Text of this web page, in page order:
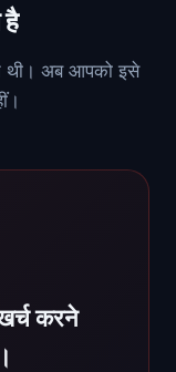
थी। अब आपको इसे
करने